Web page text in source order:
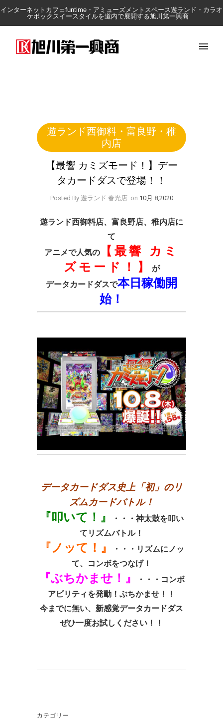
インターネットカフェfuntime・アミューズメントスペース遊ランド・カラオ
ケボックスイースタイルを道内で展開する旭川第一興商
遊ランド西御料・富良野・稚
内店
【最響 カミズモード！】デー
タカードダスで登場！！
Posted By 遊ランド 春光店 on 10月 8,2020
遊ランド西御料店、富良野店、稚内店に
て
アニメで人気の【最響 カミ
ズモード！】
が
データカードダスで本日稼働開
始！
データカードダス史上「初」のリ
ズムカードバトル！
『叩いて！』
・・・神太鼓を叩い
てリズムバトル！
『ノッて！』
・・・リズムにノッ
て、コンボをつなげ！
『ぶちかませ！』
・・・コンボ
アビリティを発動！ぶちかませ！！
今までに無い、新感覚データカードダス
ぜひ一度お試しください！！
カテゴリー